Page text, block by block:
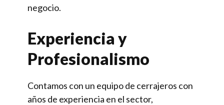
negocio.
Experiencia y
Profesionalismo
Contamos con un equipo de cerrajeros con
años de experiencia en el sector,